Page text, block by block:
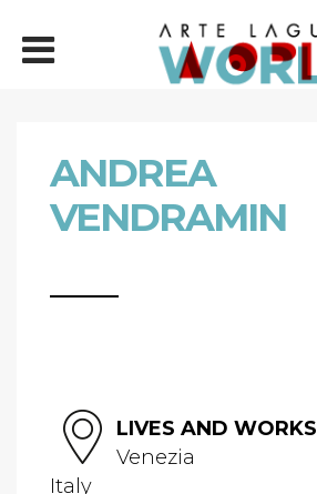
ANDREA
VENDRAMIN
LIVES AND WORKS
Venezia
Italy